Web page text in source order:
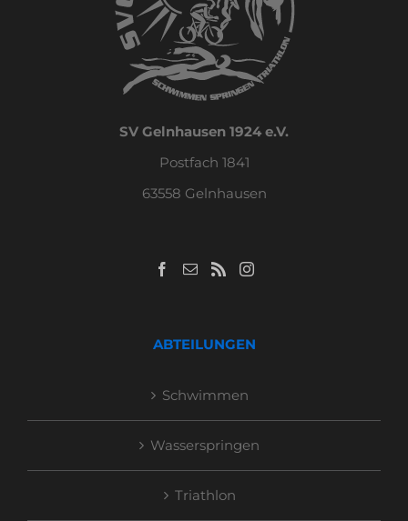
SV Gelnhausen 1924 e.V.
Postfach 1841
63558 Gelnhausen
ABTEILUNGEN
Schwimmen
Wasserspringen
Triathlon